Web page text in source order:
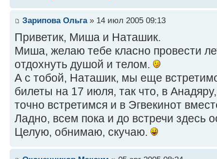
Зарипова Ольга» 14 июл 2005 09:13
Приветик, Миша и Наташик.
Миша, желаю тебе класно провести
отдохнуть душой и телом.
А с тобой, Наташик, мы еще
билеты на 17 июля, так что, в
точно встретимся и в Эгвекинот
Ладно, всем пока и до встречи здесь
Целую, обнимаю, скучаю.